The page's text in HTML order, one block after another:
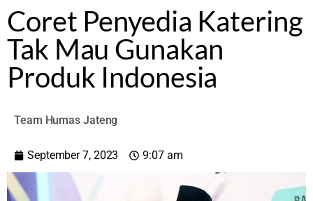
Coret Penyedia Katering
Tak Mau Gunakan
Produk Indonesia
Team Humas Jateng
September 7, 2023 9:07 am